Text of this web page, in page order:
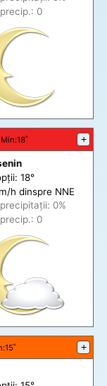
0
Min:18˚ +
18°
h dinspre NNE
itații: 0%
0
:15˚ +